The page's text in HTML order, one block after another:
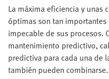
La máxima eficiencia y unas
óptimas son tan
impecable de sus procesos.
mantenimiento predictivo,
predictiva para cada una de
también pueden combinarse.